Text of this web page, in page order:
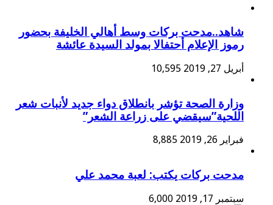
شاهد..مدحت بركات وسط أهالي الخليفة بحضور
رموز الإعلام أحتفالا بمولد السيدة عائشة
أبريل 27, 2019 10,595
وزارة الصحة تؤشر بانطلاق دواء جديد لأنبات شعر
اللحية”سيقضي على زراعة الشعر”
فبراير 26, 2019 8,885
مدحت بركات يكتب: لعبة محمد علي
سبتمبر 17, 2019 6,000